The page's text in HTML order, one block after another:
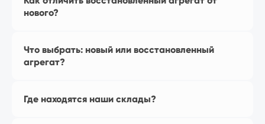
нового?
Что выбрать: новый или восстановленный
агрегат?
Где находятся наши склады?